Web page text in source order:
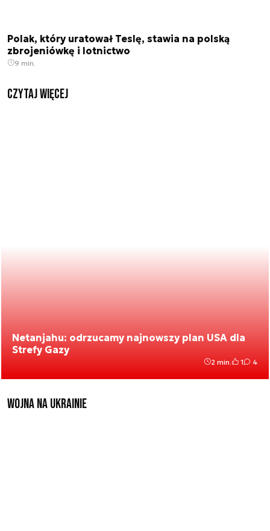
Polak, który uratował Teslę, stawia na polską
zbrojeniówkę i lotnictwo
9 min.
czytaj więcej
Netanjahu: odrzucamy najnowszy plan USA dla
Strefy Gazy
2 min. 1 4
Wojna na Ukrainie